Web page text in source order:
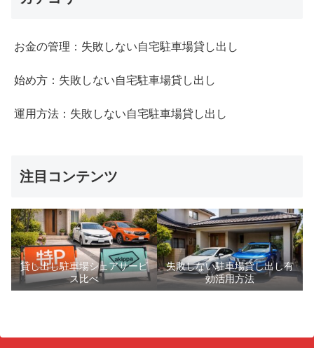
お金の管理：失敗しない自宅駐車場貸し出し
始め方：失敗しない自宅駐車場貸し出し
運用方法：失敗しない自宅駐車場貸し出し
注目コンテンツ
貸し出し駐車場シェアサービ
ス比べ
失敗しない駐車場貸し出し有
効活用方法